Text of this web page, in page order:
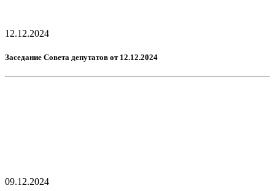
12.12.2024
Заседание Совета депутатов от 12.12.2024
09.12.2024